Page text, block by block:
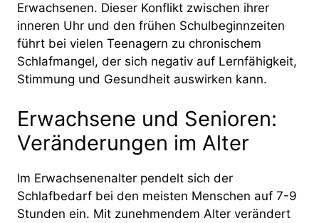
Erwachsenen. Dieser Konflikt zwischen ihrer
inneren Uhr und den frühen Schulbeginnzeiten
führt bei vielen Teenagern zu chronischem
Schlafmangel, der sich negativ auf Lernfähigkeit,
Stimmung und Gesundheit auswirken kann.
Erwachsene und Senioren:
Veränderungen im Alter
Im Erwachsenenalter pendelt sich der
Schlafbedarf bei den meisten Menschen auf 7-9
Stunden ein. Mit zunehmendem Alter verändert